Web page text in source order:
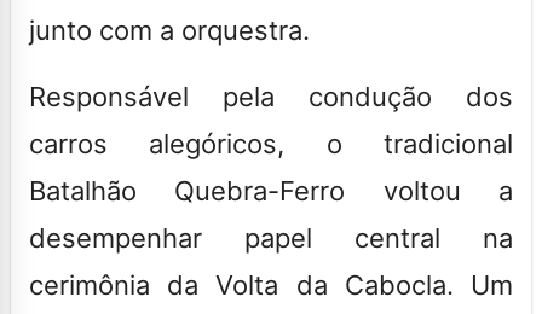
junto com a orquestra.
Responsável pela condução dos
carros alegóricos, o tradicional
Batalhão Quebra-Ferro voltou a
desempenhar papel central na
cerimônia da Volta da Cabocla. Um